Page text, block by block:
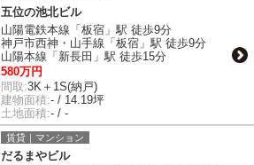
五位の池北ビル
山陽電鉄本線「板宿」駅 徒歩9分
神戸市西神・山手線「板宿」駅 徒歩9分
山陽本線「新長田」駅 徒歩15分
580万円
間取:3K＋1S(納戸)
建物面積:- / 14.19坪
土地面積:- / -
賃貸｜マンション
だるまやビル